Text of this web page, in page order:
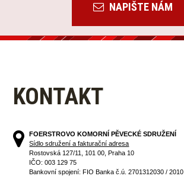
NAPIŠTE NÁM
KONTAKT
FOERSTROVO KOMORNÍ PĚVECKÉ SDRUŽENÍ
Sídlo sdružení a fakturační adresa
Rostovská 127/11, 101 00, Praha 10
IČO: 003 129 75
Bankovní spojení: FIO Banka č.ú. 2701312030 / 2010